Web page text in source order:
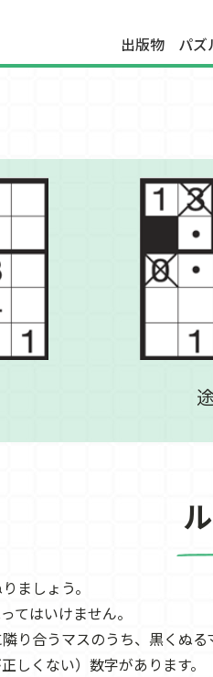
出版物 パズ
ましょう。
てはいけません。
り合うマスのうち、黒くぬ
しくない）数字があります。